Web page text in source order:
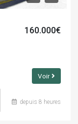
160.000€
Voir
depuis 8 heures